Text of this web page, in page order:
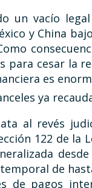
un vacío
y China
para cesar la
es
ya
al revés
122 de la
de
de pagos